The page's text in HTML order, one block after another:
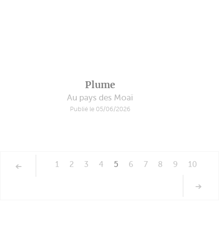
Plume
Au pays des Moaï
Publié le 05/06/2026
1 2 3 4 5 6 7 8 9 10